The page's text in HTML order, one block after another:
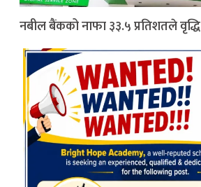
नबील बैंकको नाफा ३३.५ प्रतिशतले वृद्धि